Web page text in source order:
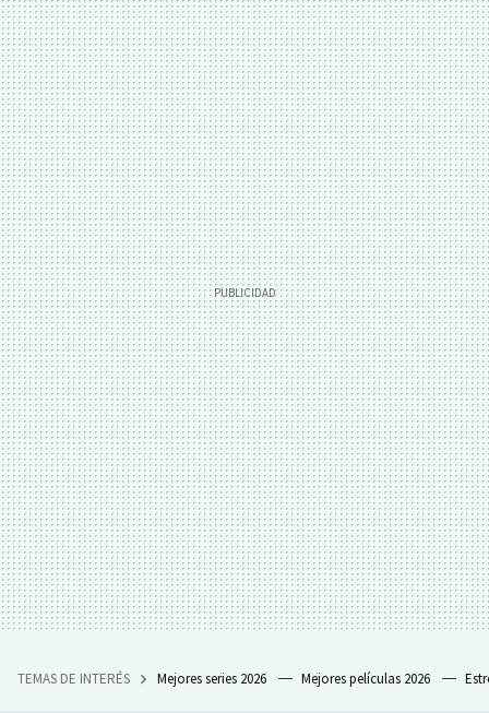
TEMAS DE INTERÉS Mejores series 2026 Mejores películas 2026